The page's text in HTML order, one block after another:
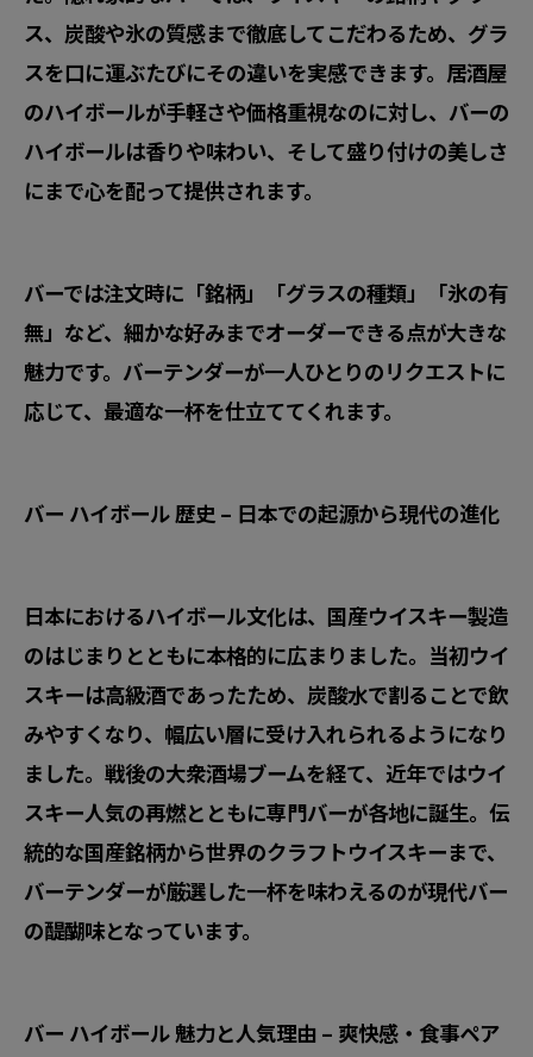
ス、炭酸や氷の質感まで徹底してこだわるため、グラ
スを口に運ぶたびにその違いを実感できます。居酒屋
のハイボールが手軽さや価格重視なのに対し、バーの
ハイボールは香りや味わい、そして盛り付けの美しさ
にまで心を配って提供されます。
バーでは注文時に「銘柄」「グラスの種類」「氷の有
無」など、細かな好みまでオーダーできる点が大きな
魅力です。バーテンダーが一人ひとりのリクエストに
応じて、最適な一杯を仕立ててくれます。
バー ハイボール 歴史 – 日本での起源から現代の進化
日本におけるハイボール文化は、国産ウイスキー製造
のはじまりとともに本格的に広まりました。当初ウイ
スキーは高級酒であったため、炭酸水で割ることで飲
みやすくなり、幅広い層に受け入れられるようになり
ました。戦後の大衆酒場ブームを経て、近年ではウイ
スキー人気の再燃とともに専門バーが各地に誕生。伝
統的な国産銘柄から世界のクラフトウイスキーまで、
バーテンダーが厳選した一杯を味わえるのが現代バー
の醍醐味となっています。
バー ハイボール 魅力と人気理由 – 爽快感・食事ペア